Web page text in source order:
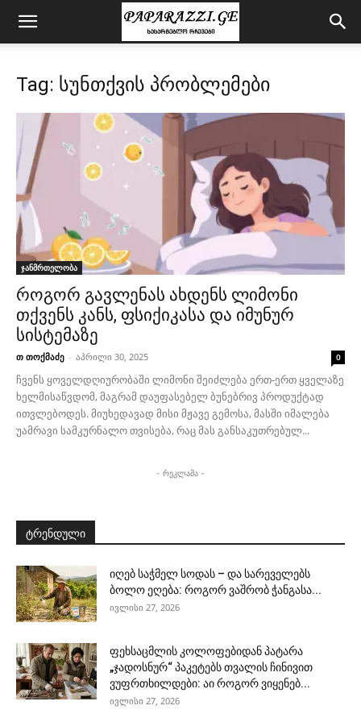
Tag: სუნთქვის პრობლემები
ჯანმრთელობა
როგორ გავლენას ახდენს ლიმონი
თქვენს კანს, ფსიქიკასა და იმუნურ
სისტემაზე
თ თოქმაძე - აპრილი 30, 2025 0
ჩვენს ყოველდღიურობაში ლიმონი შეიძლება ერთ-ერთ ყველაზე
ხელმისაწვდომ, მაგრამ დაუფასებელ ბუნებრივ პროდუქტად
ითვლებოდეს. მიუხედავად მისი მჟავე გემოსა, მასში იმალება
უამრავი სამკურნალო თვისება, რაც მას განსაკუთრებულ...
- რეკლამა -
ტრენდული
იღებ საჭმელ სოდას – და სარეველებს
ბოლო ეღება: როგორ ვაშრობ ჭანგასა...
ივლისი 27, 2026
ფეხსაცმლის კოლოფებიდან პატარა
„ჯადოსნურ“ პაკეტებს თვალის ჩინივით
ვუფრთხილდები: აი როგორ ვიყენებ...
ივლისი 27, 2026